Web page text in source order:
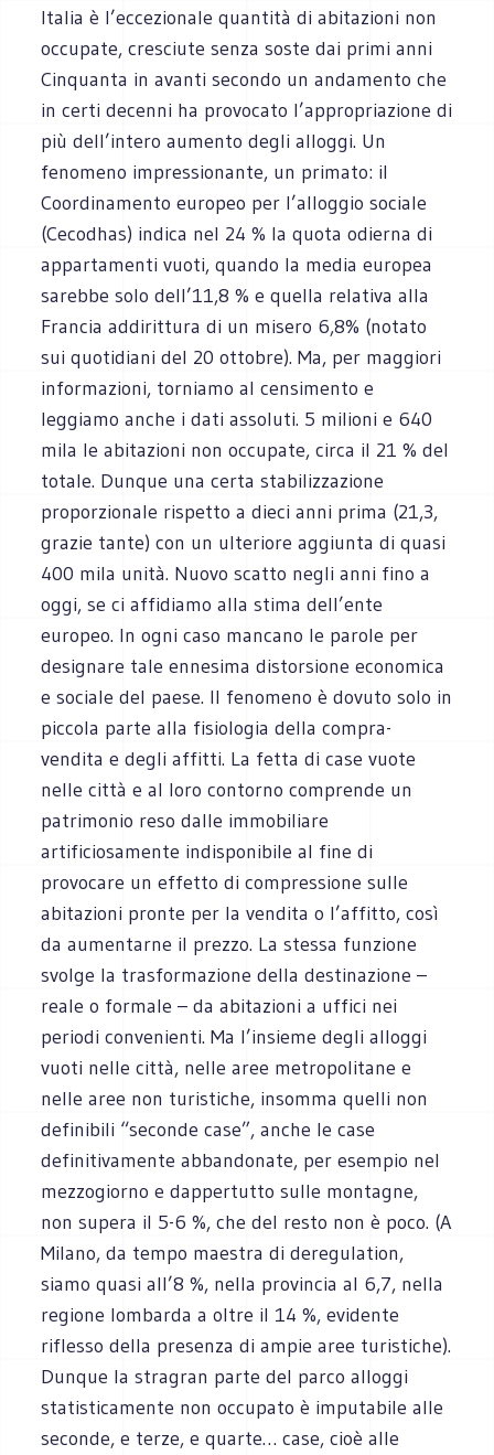
Italia è l’eccezionale quantità di abitazioni non
occupate, cresciute senza soste dai primi anni
Cinquanta in avanti secondo un andamento che
in certi decenni ha provocato l’appropriazione di
più dell’intero aumento degli alloggi. Un
fenomeno impressionante, un primato: il
Coordinamento europeo per l’alloggio sociale
(Cecodhas) indica nel 24 % la quota odierna di
appartamenti vuoti, quando la media europea
sarebbe solo dell’11,8 % e quella relativa alla
Francia addirittura di un misero 6,8% (notato
sui quotidiani del 20 ottobre). Ma, per maggiori
informazioni, torniamo al censimento e
leggiamo anche i dati assoluti. 5 milioni e 640
mila le abitazioni non occupate, circa il 21 % del
totale. Dunque una certa stabilizzazione
proporzionale rispetto a dieci anni prima (21,3,
grazie tante) con un ulteriore aggiunta di quasi
400 mila unità. Nuovo scatto negli anni fino a
oggi, se ci affidiamo alla stima dell’ente
europeo. In ogni caso mancano le parole per
designare tale ennesima distorsione economica
e sociale del paese. Il fenomeno è dovuto solo in
piccola parte alla fisiologia della compra-
vendita e degli affitti. La fetta di case vuote
nelle città e al loro contorno comprende un
patrimonio reso dalle immobiliare
artificiosamente indisponibile al fine di
provocare un effetto di compressione sulle
abitazioni pronte per la vendita o l’affitto, così
da aumentarne il prezzo. La stessa funzione
svolge la trasformazione della destinazione –
reale o formale – da abitazioni a uffici nei
periodi convenienti. Ma l’insieme degli alloggi
vuoti nelle città, nelle aree metropolitane e
nelle aree non turistiche, insomma quelli non
definibili “seconde case”, anche le case
definitivamente abbandonate, per esempio nel
mezzogiorno e dappertutto sulle montagne,
non supera il 5-6 %, che del resto non è poco. (A
Milano, da tempo maestra di deregulation,
siamo quasi all’8 %, nella provincia al 6,7, nella
regione lombarda a oltre il 14 %, evidente
riflesso della presenza di ampie aree turistiche).
Dunque la stragran parte del parco alloggi
statisticamente non occupato è imputabile alle
seconde, e terze, e quarte… case, cioè alle